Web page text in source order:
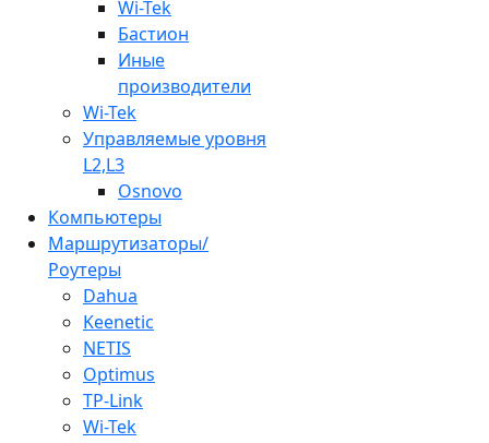
Wi-Tek
Бастион
Иные
производители
Wi-Tek
Управляемые уровня
L2,L3
Osnovo
Компьютеры
Маршрутизаторы/
Роутеры
Dahua
Keenetic
NETIS
Optimus
TP-Link
Wi-Tek